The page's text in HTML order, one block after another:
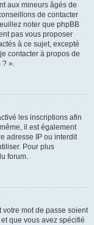
aux mineurs âgés de
de contacter
noter que phpBB
pas vous proposer
à ce sujet, excepté
contacter à propos de
? ».
les inscriptions afin
il est également
adresse IP ou interdit
Pour plus
forum.
votre mot de passe soient
que vous avez spécifié